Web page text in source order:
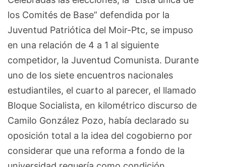
los Comités de Base” defendida por la
Juventud Patriótica del Moir-Ptc, se impuso
en una relación de 4 a 1 al siguiente
competidor, la Juventud Comunista. Durante
uno de los siete encuentros nacionales
estudiantiles, el cuarto al parecer, el llamado
Bloque Socialista, en kilométrico discurso de
Camilo González Pozo, había declarado su
oposición total a la idea del cogobierno por
considerar que una reforma a fondo de la